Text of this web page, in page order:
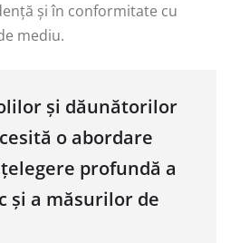
și în conformitate cu
mediu.
și dăunătorilor
o abordare
profundă a
și a măsurilor de